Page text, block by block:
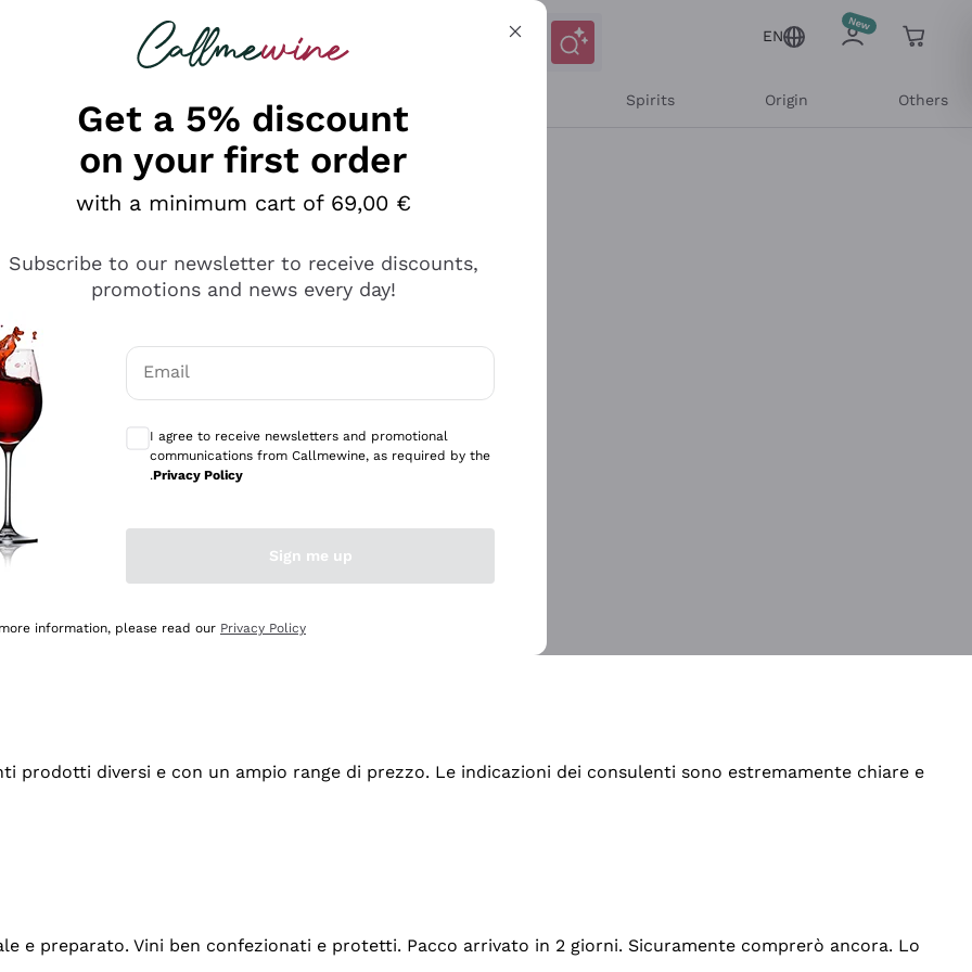
looking for
EN
Spirits Origin Others
professionalità
diversi e con un ampio range di prezzo. Le indicazioni dei consulenti sono estremamente chiare e
e preparato. Vini ben confezionati e protetti. Pacco arrivato in 2 giorni. Sicuramente comprerò ancora. Lo
Get a 5% discount
on your first order
with a minimum cart of 69,00 €
Subscribe to our newsletter to receive discounts,
promotions and news every day!
Email
I agree to receive newsletters and promotional
communications from Callmewine, as required by the
.Privacy Policy
Sign me up
information, please read our Privacy Policy